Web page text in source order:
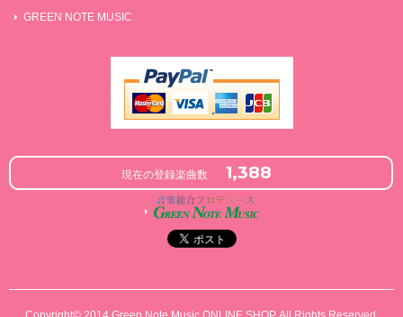
GREEN NOTE MUSIC
現在の登録楽曲数 1,388